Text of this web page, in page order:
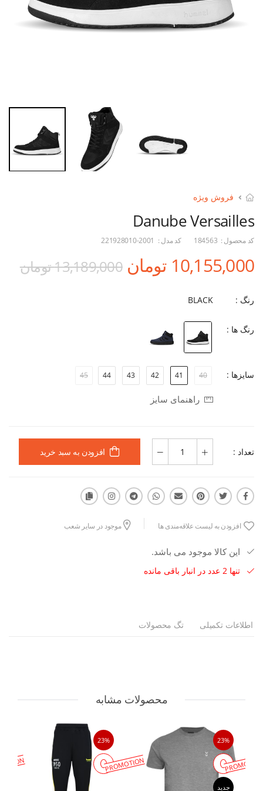
فروش ویژه
Danube Versailles
کد محصول : 184563 کد مدل : 221928010-2001
10,155,000 تومان 13,189,000 تومان
رنگ : BLACK
رنگ ها :
سایزها : 40
41
42
43
44
45
راهنمای سایز
تعداد : افزودن به سبد خرید
افزودن به لیست علاقه‌مندی ها موجود در سایر شعب
این کالا موجود می باشد.
تنها 2 عدد در انبار باقی مانده
اطلاعات تکمیلی تگ محصولات
محصولات مشابه
23%
جدید
23%
PROMOTION